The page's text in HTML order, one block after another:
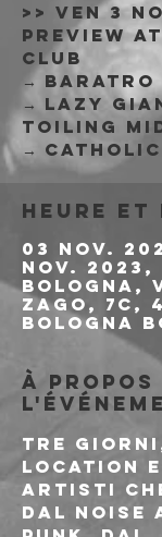
>> Ven 3
Preview
Club
→ Baratro
→ Lazy
Toiling
→
Heure et
03 nov.
nov. 2023,
Bologna,
Zago, 7c,
Bologna
À propos
Tre
location
artisti
dal noise